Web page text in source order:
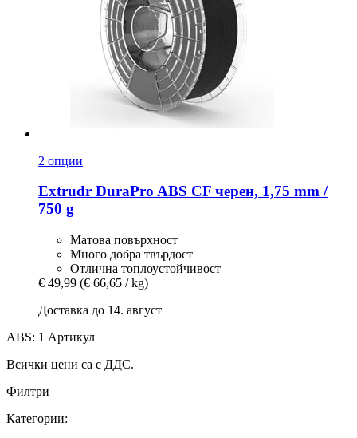
2 опции
Extrudr DuraPro ABS CF черен, 1,75 mm /
750 g
Матова повърхност
Много добра твърдост
Отлична топлоустойчивост
€ 49,99 (€ 66,65 / kg)
Доставка до 14. август
ABS: 1 Артикул
Всички цени са с ДДС.
Филтри
Категории: